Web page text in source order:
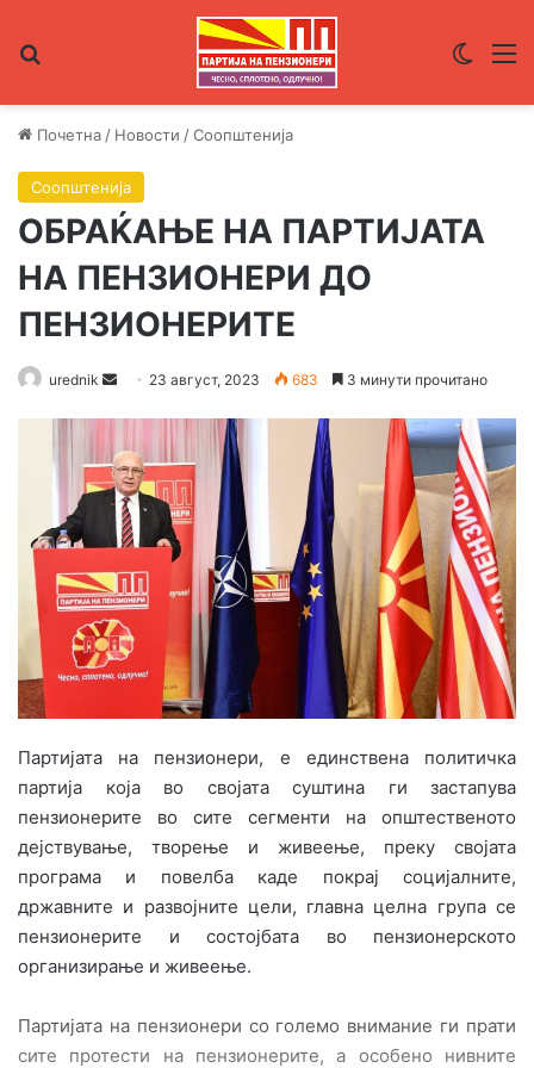
Почетна / Новости /Соопштенија
Соопштенија
ОБРАЌАЊЕ НА ПАРТИЈАТА
НА ПЕНЗИОНЕРИ ДО
ПЕНЗИОНЕРИТЕ
urednik
d
a
n
e
m
a
i
l
23 август, 2023 683 3 минути прочитано
Партијата на пензионери, е единствена политичка
партија која во својата суштина ги застапува
пензионерите во сите сегменти на општественото
дејствување, творење и живеење, преку својата
програма и повелба каде покрај социјалните,
државните и развојните цели, главна целна група се
пензионерите и состојбата во пензионерското
организирање и живеење.
Партијата на пензионери со големо внимание ги прати
сите протести на пензионерите, а особено нивните